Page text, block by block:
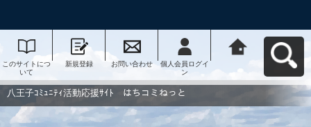
このサイトにつ
いて
新規登録 お問い合わせ
個人会員ログイ
ン
動応援ｻｲﾄ はち
コミねっとへ戻
八王子ｺﾐｭﾆﾃｨ活動応援ｻｲﾄ はちコミねっと